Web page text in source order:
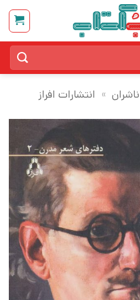
ناشران » انتشارات افراز